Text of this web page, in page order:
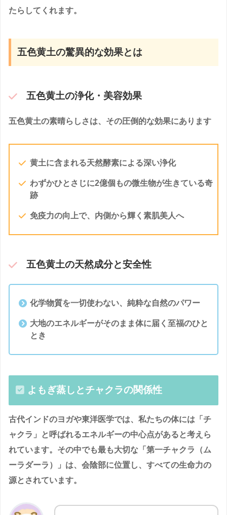
たらしてくれます。
五色黄土の驚異的な効果とは
五色黄土の浄化・美容効果
五色黄土の素晴らしさは、その圧倒的な効果にあります
黄土に含まれる天然酵素による深い浄化
わずかひとさじに2億個もの微生物が生きている奇
跡
免疫力の向上で、内側から輝く素肌美人へ
五色黄土の天然成分と安全性
化学物質を一切使わない、純粋な自然のパワー
大地のエネルギーがそのまま体に届く至福のひと
とき
よもぎ蒸しとチャクラの関係性
古代インドのヨガや東洋医学では、私たちの体には「チ
ャクラ」と呼ばれるエネルギーの中心点があると考えら
れています。その中でも最も大切な「第一チャクラ（ム
ーラダーラ）」は、会陰部に位置し、すべての生命力の
源とされています。